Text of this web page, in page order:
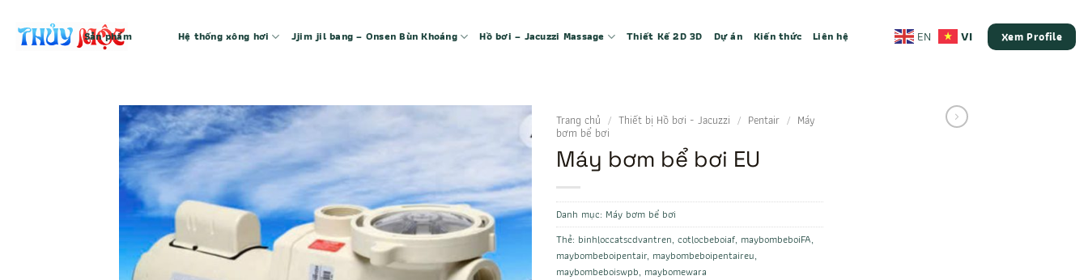
Sản phẩm Hệ thống xông hơi Jjim jil bang – Onsen Bùn Khoáng Hồ bơi – Jacuzzi Massage Thiết Kế 2D 3D Dự án Kiến thức Liên hệ EN VI Xem Profile
Trang chủ / Thiết bị Hồ bơi - Jacuzzi / Pentair / Máy
bơm bể bơi
Máy bơm bể bơi EU
Danh mục: Máy bơm bể bơi
Thẻ: binhloccatscdvantren,cotlocbeboiaf, maybombeboiFA,
maybombeboipentair, maybombeboipentaireu,
maybombeboiswpb, maybomewara